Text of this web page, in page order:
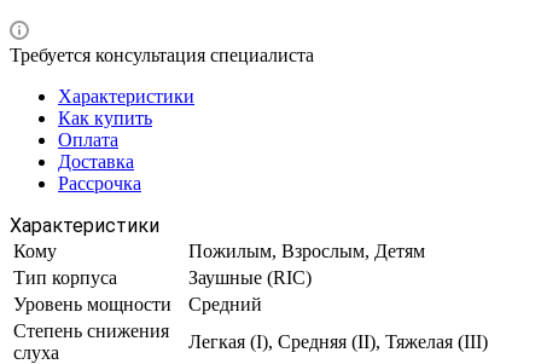
Требуется консультация специалиста
Характеристики
Как купить
Оплата
Доставка
Рассрочка
Характеристики
Кому
Пожилым, Взрослым, Детям
Тип корпуса
Заушные (RIC)
Уровень мощности
Средний
Степень снижения
слуха
Легкая (I), Средняя (II), Тяжелая (III)